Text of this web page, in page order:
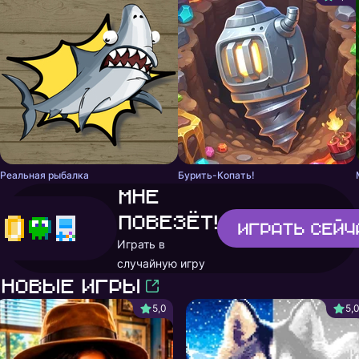
Реальная рыбалка Бурить-Копать!
Мне
повезёт!
Играть в
случайную игру
Играть
Новые игры
5,0 5,0